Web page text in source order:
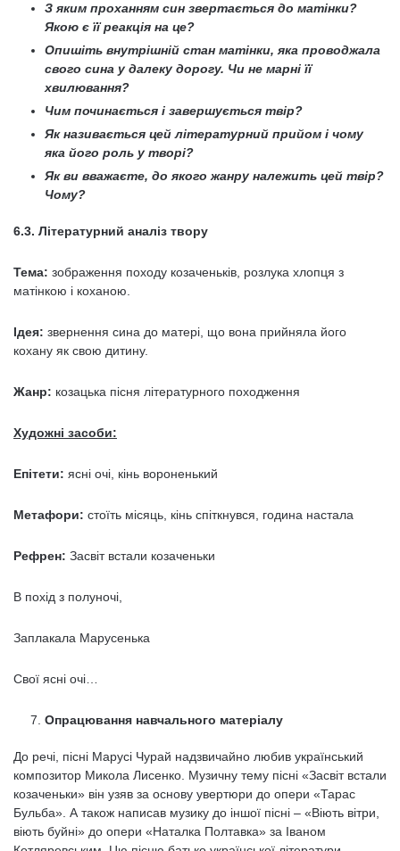
З яким проханням син звертається до матінки?
Якою є її реакція на це?
Опишіть внутрішній стан матінки, яка проводжала
свого сина у далеку дорогу. Чи не марні її
хвилювання?
Чим починається і завершується твір?
Як називається цей літературний прийом і чому
яка його роль у творі?
Як ви вважаєте, до якого жанру належить цей твір?
Чому?
6.3. Літературний аналіз твору
Тема: зображення походу козаченьків, розлука хлопця з
матінкою і коханою.
Ідея: звернення сина до матері, що вона прийняла його
кохану як свою дитину.
Жанр: козацька пісня літературного походження
Художні засоби:
Епітети: ясні очі, кінь вороненький
Метафори: стоїть місяць, кінь спіткнувся, година настала
Рефрен: Засвіт встали козаченьки
В похід з полуночі,
Заплакала Марусенька
Свої ясні очі…
Опрацювання навчального матеріалу
До речі, пісні Марусі Чурай надзвичайно любив український
композитор Микола Лисенко. Музичну тему пісні «Засвіт встали
козаченьки» він узяв за основу увертюри до опери «Тарас
Бульба». А також написав музику до іншої пісні – «Віють вітри,
віють буйні» до опери «Наталка Полтавка» за Іваном